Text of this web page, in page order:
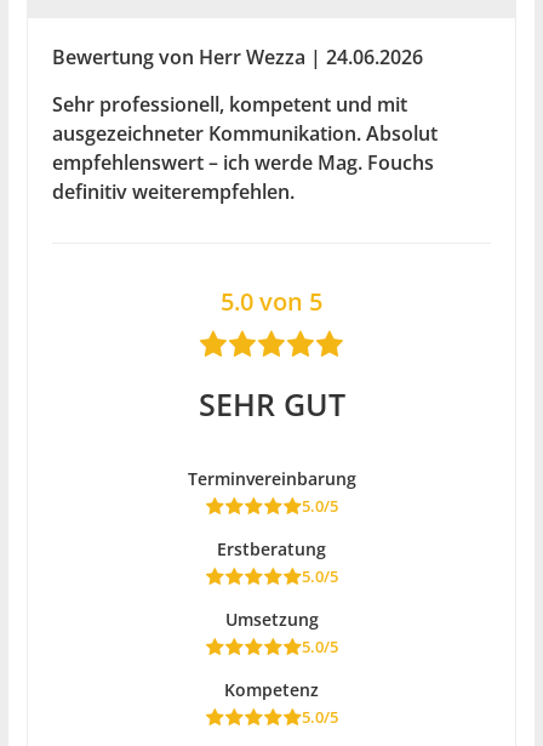
Bewertung von Herr Wezza | 24.06.2026
Sehr professionell, kompetent und mit
ausgezeichneter Kommunikation. Absolut
empfehlenswert – ich werde Mag. Fouchs
definitiv weiterempfehlen.
5.0 von 5
SEHR GUT
Terminvereinbarung
5.0/5
Erstberatung
5.0/5
Umsetzung
5.0/5
Kompetenz
5.0/5